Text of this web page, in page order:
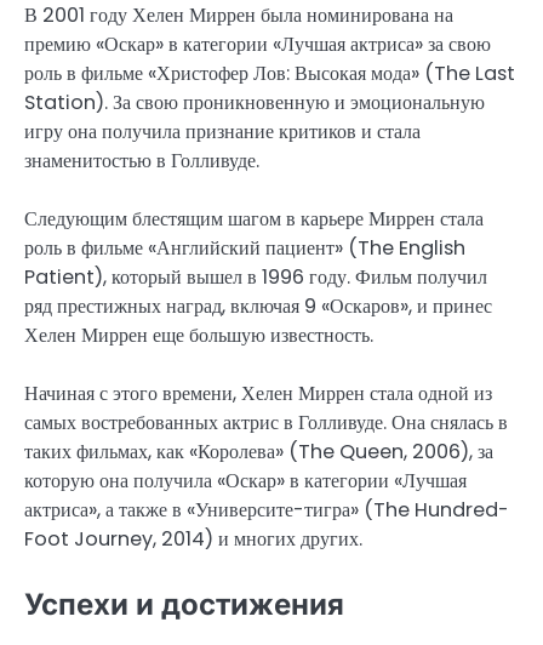
В 2001 году Хелен Миррен была номинирована на
премию «Оскар» в категории «Лучшая актриса» за свою
роль в фильме «Христофер Лов: Высокая мода» (The Last
Station). За свою проникновенную и эмоциональную
игру она получила признание критиков и стала
знаменитостью в Голливуде.
Следующим блестящим шагом в карьере Миррен стала
роль в фильме «Английский пациент» (The English
Patient), который вышел в 1996 году. Фильм получил
ряд престижных наград, включая 9 «Оскаров», и принес
Хелен Миррен еще большую известность.
Начиная с этого времени, Хелен Миррен стала одной из
самых востребованных актрис в Голливуде. Она снялась в
таких фильмах, как «Королева» (The Queen, 2006), за
которую она получила «Оскар» в категории «Лучшая
актриса», а также в «Университе-тигра» (The Hundred-
Foot Journey, 2014) и многих других.
Успехи и достижения